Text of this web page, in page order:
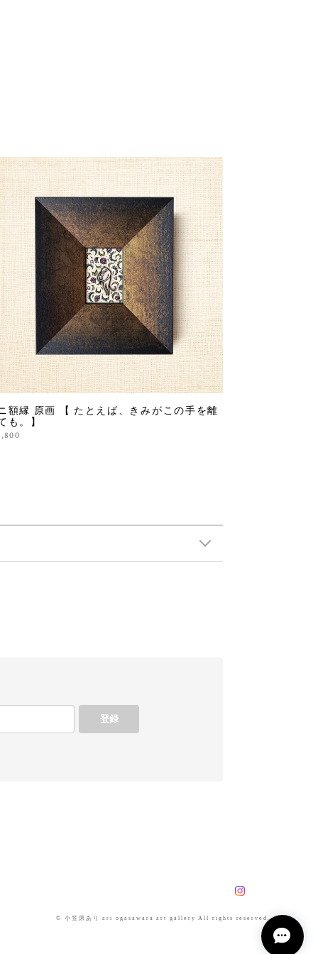
額縁 原画 【 たとえば、きみがこの手を離
も。】
登録
© 小笠原あり ari ogasawara art gallery All rights reserved.